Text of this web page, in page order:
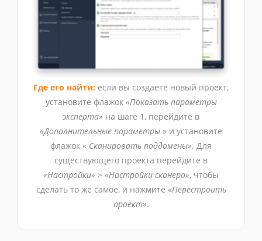
Где его найти: если вы создаете новый проект,
установите флажок «Показать параметры
эксперта» на шаге 1, перейдите в
«Дополнительные параметры » и установите
флажок « Сканировать поддомены». Для
существующего проекта перейдите в
«Настройки» > «Настройки сканера», чтобы
сделать то же самое, и нажмите «Перестроить
проект».